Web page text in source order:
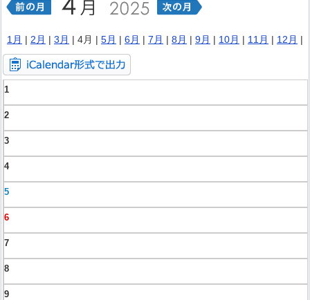
1月 | 2月 | 3月 | 4月 | 5月 | 6月 | 7月 | 8月 | 9月 | 10月 | 11月 | 12月 |
1
2
3
4
5
6
7
8
9